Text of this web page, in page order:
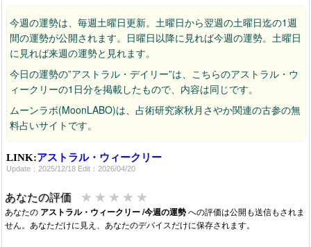
今週の運勢は、毎週土曜日更新。土曜日から翌週の土曜日迄の1週
間の運勢が公開されます。日曜日以降に見れば今週の運勢。土曜日
に見れば来週の運勢と見れます。
今日の運勢の”アストラル・デイリー”は、こちらのアストラル・ウ
ィークリーの1日分を掲載したもので、内容は同じです。
ムーンラボ(MoonLABO)は、占術研究家秋月さやか関連の古参の無
料占いサイトです。
LINK:アストラル・ウィークリー
Update：2025/12/18 Edit：2026/04/20
あなたの評価 ★ ★ ★ ★ ★
あなたの アストラル・ウィークリー /今週の運勢への評価は公開も送信もされま
せん。あなただけに見え、あなたのデバイスだけに保存されます。